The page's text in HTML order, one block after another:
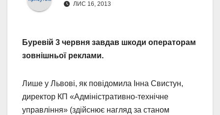
ЛИС 16, 2013
Буревій 3 червня завдав шкоди операторам
зовнішньої реклами.
Лише у Львові, як повідомила Інна Свистун,
директор КП «Адміністративно-технічне
управління» (здійснює нагляд за станом